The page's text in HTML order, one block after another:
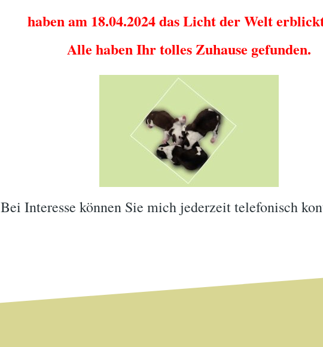
haben am 18.04.2024 das Licht der Welt
Alle haben Ihr tolles Zuhause gefunden.
Bei Interesse können Sie mich jederzeit telefonisch